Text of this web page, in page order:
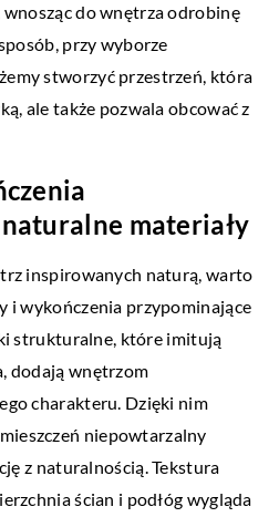
do wnętrza odrobinę
przy wyborze
stworzyć przestrzeń, która
ale także pozwala obcować z
materiały
inspirowanych naturą, warto
i wykończenia przypominające
strukturalne, które imitują
dodają wnętrzom
charakteru. Dzięki nim
niepowtarzalny
z naturalnością. Tekstura
ścian i podłóg wygląda